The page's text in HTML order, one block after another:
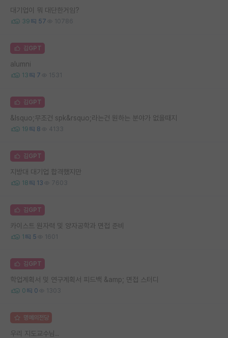
대기업이 뭐 대단한거임?
39 57 10786
김GPT
alumni
13 7 1531
김GPT
&lsquo;무조건 spk&rsquo;라는건 원하는 분야가 없을때지
19 8 4133
김GPT
지방대 대기업 합격했지만
18 13 7603
김GPT
카이스트 원자력 및 양자공학과 면접 준비
1 5 1601
김GPT
학업계획서 및 연구계획서 피드백 &amp; 면접 스터디
0 0 1303
명예의전당
우리 지도교수님..